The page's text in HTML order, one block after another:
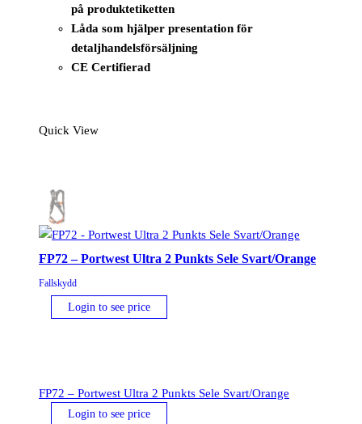
på produktetiketten
Låda som hjälper presentation för
detaljhandelsförsäljning
CE Certifierad
Quick View
FP72 – Portwest Ultra 2 Punkts Sele Svart/Orange
Fallskydd
Login to see price
FP72 – Portwest Ultra 2 Punkts Sele Svart/Orange
Login to see price